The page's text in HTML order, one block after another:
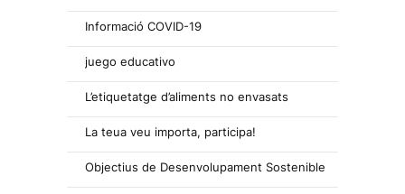
Informació COVID-19
juego educativo
L’etiquetatge d’aliments no envasats
La teua veu importa, participa!
Objectius de Desenvolupament Sostenible